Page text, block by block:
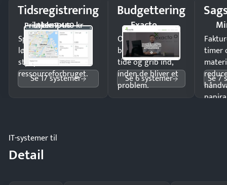
Tidsregistrering
Intempus
Pristjek: 7.440 kr
Spar tid på
lønberegning og få
styr på
ressourceforbruget.
Se 17 systemer
Budgettering
Exacto
Opdag
budgetafvigelser i
tide og grib ind,
inden de bliver et
problem.
Se 6 systemer
timer
Se 7
IT-systemer til
Detail